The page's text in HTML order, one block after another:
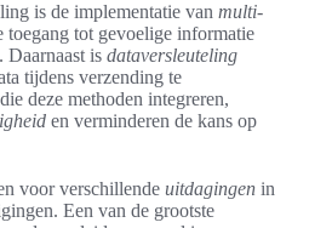
is de implementatie van multi-
toegang tot gevoelige informatie
is dataversleuteling
tijdens verzending te
deze methoden integreren,
en verminderen de kans op
voor verschillende uitdagingen in
Een van de grootste